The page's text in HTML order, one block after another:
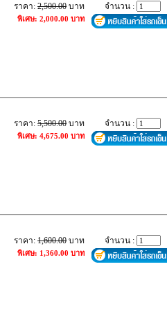
ราคา:2,500.00 บาท
พิเศษ: 2,000.00 บาท
จำนวน :
ราคา:5,500.00 บาท
พิเศษ: 4,675.00 บาท
จำนวน :
ราคา:1,600.00 บาท
พิเศษ: 1,360.00 บาท
จำนวน :